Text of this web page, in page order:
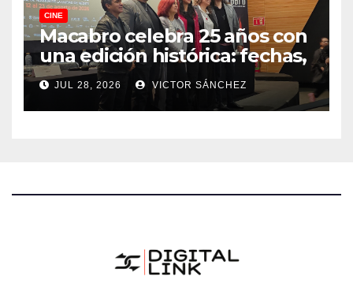
CINE
Macabro celebra 25 años con
una edición histórica: fechas,
sedes, invitados y todo lo que
debes saber
JUL 28, 2026 VICTOR SÁNCHEZ